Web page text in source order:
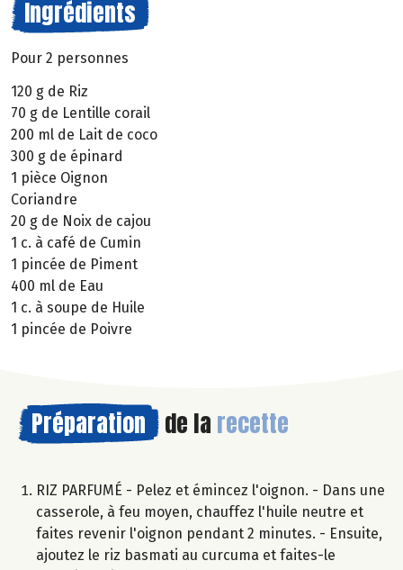
Ingrédients
Pour 2 personnes
120 g de Riz
70 g de Lentille corail
200 ml de Lait de coco
300 g de épinard
1 pièce Oignon
Coriandre
20 g de Noix de cajou
1 c. à café de Cumin
1 pincée de Piment
400 ml de Eau
1 c. à soupe de Huile
1 pincée de Poivre
Préparation de la recette
RIZ PARFUMÉ - Pelez et émincez l'oignon. - Dans une
casserole, à feu moyen, chauffez l'huile neutre et
faites revenir l'oignon pendant 2 minutes. - Ensuite,
ajoutez le riz basmati au curcuma et faites-le